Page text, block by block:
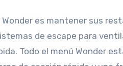
es mantener sus
de escape para
Todo el menú Wonder